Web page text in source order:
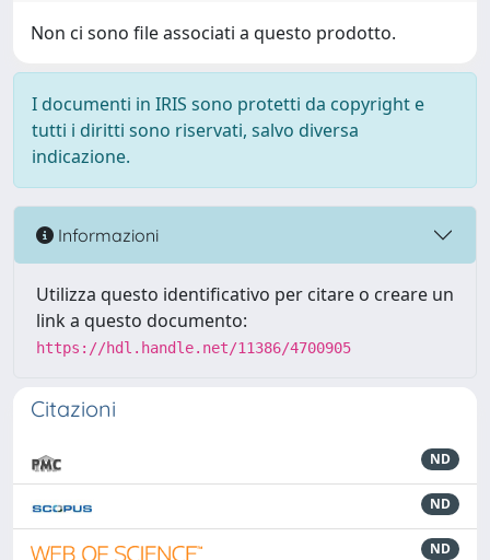
Non ci sono file associati a questo prodotto.
I documenti in IRIS sono protetti da copyright e
tutti i diritti sono riservati, salvo diversa
indicazione.
Informazioni
Utilizza questo identificativo per citare o creare un
link a questo documento:
https://hdl.handle.net/11386/4700905
Citazioni
ND
ND
ND